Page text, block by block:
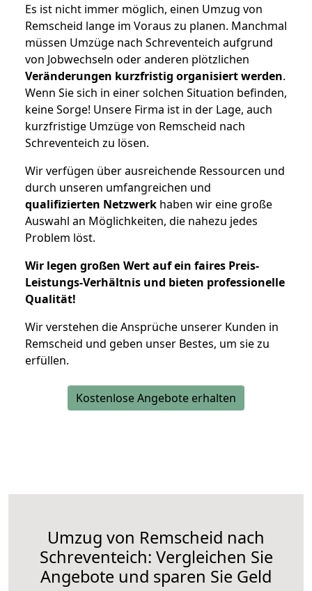
Es ist nicht immer möglich, einen Umzug von
Remscheid lange im Voraus zu planen. Manchmal
müssen Umzüge nach Schreventeich aufgrund
von Jobwechseln oder anderen plötzlichen
Veränderungen kurzfristig organisiert werden.
Wenn Sie sich in einer solchen Situation befinden,
keine Sorge! Unsere Firma ist in der Lage, auch
kurzfristige Umzüge von Remscheid nach
Schreventeich zu lösen.
Wir verfügen über ausreichende Ressourcen und
durch unseren umfangreichen und
qualifizierten Netzwerk haben wir eine große
Auswahl an Möglichkeiten, die nahezu jedes
Problem löst.
Wir legen großen Wert auf ein faires Preis-
Leistungs-Verhältnis und bieten professionelle
Qualität!
Wir verstehen die Ansprüche unserer Kunden in
Remscheid und geben unser Bestes, um sie zu
erfüllen.
Kostenlose Angebote erhalten
Umzug von Remscheid nach
Schreventeich: Vergleichen Sie
Angebote und sparen Sie Geld